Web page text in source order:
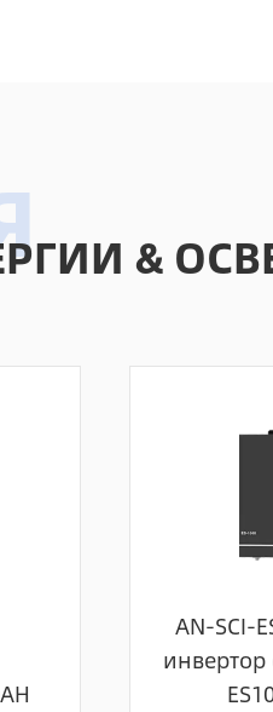
&
AN-SCI-
инвертор